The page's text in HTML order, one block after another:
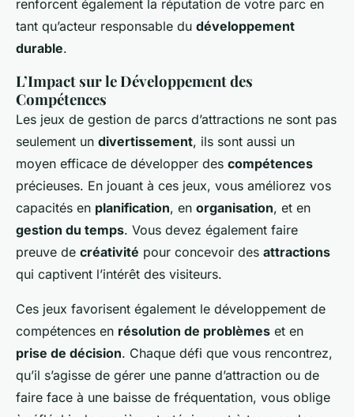
renforcent également la réputation de votre parc en
tant qu’acteur responsable du développement
durable.
L’Impact sur le Développement des
Compétences
Les jeux de gestion de parcs d’attractions ne sont pas
seulement un divertissement, ils sont aussi un
moyen efficace de développer des compétences
précieuses. En jouant à ces jeux, vous améliorez vos
capacités en planification, en organisation, et en
gestion du temps. Vous devez également faire
preuve de créativité pour concevoir des attractions
qui captivent l’intérêt des visiteurs.
Ces jeux favorisent également le développement de
compétences en résolution de problèmes et en
prise de décision. Chaque défi que vous rencontrez,
qu’il s’agisse de gérer une panne d’attraction ou de
faire face à une baisse de fréquentation, vous oblige